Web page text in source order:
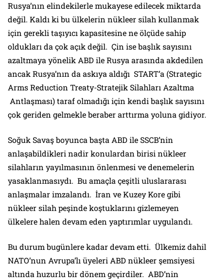
Rusya’nın elindekilerle mukayese edilecek miktarda
değil. Kaldı ki bu ülkelerin nükleer silah kullanmak
için gerekli taşıyıcı kapasitesine ne ölçüde sahip
oldukları da çok açık değil. Çin ise başlık sayısını
azaltmaya yönelik ABD ile Rusya arasında akdedilen
ancak Rusya’nın da askıya aldığı START’a (Strategic
Arms Reduction Treaty-Stratejik Silahları Azaltma
Antlaşması) taraf olmadığı için kendi başlık sayısını
çok geriden gelmekle beraber arttırma yoluna gidiyor.
Soğuk Savaş boyunca başta ABD ile SSCB’nin
anlaşabildikleri nadir konulardan birisi nükleer
silahların yayılmasının önlenmesi ve denemelerin
yasaklanmasıydı. Bu amaçla çeşitli uluslararası
anlaşmalar imzalandı. İran ve Kuzey Kore gibi
nükleer silah peşinde koştuklarını gizlemeyen
ülkelere halen devam eden yaptırımlar uygulandı.
Bu durum bugünlere kadar devam etti. Ülkemiz dahil
NATO’nun Avrupa’lı üyeleri ABD nükleer şemsiyesi
altında huzurlu bir dönem geçirdiler. ABD’nin